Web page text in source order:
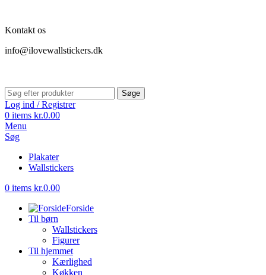
Kontakt os
info@ilovewallstickers.dk
Søge
Log ind / Registrer
0 items kr.0.00
Menu
Søg
Plakater
Wallstickers
0 items kr.0.00
Forside
Til børn
Wallstickers
Figurer
Til hjemmet
Kærlighed
Køkken